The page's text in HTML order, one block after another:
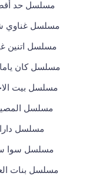
مسلسل حد
مسلسل غناوي
مسلسل اتنين
مسلسل كان
مسلسل بيت
مسلسل
مسلسل دارا
مسلسل سوا
مسلسل بنات